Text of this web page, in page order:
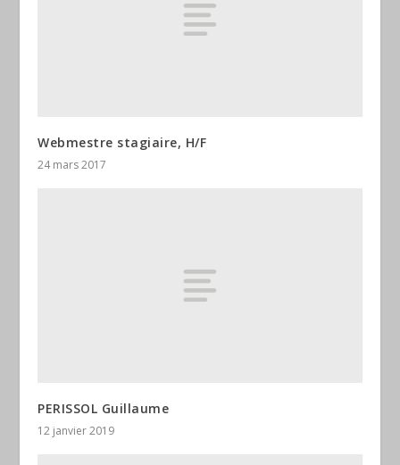
Webmestre stagiaire, H/F
24 mars 2017
PERISSOL Guillaume
12 janvier 2019